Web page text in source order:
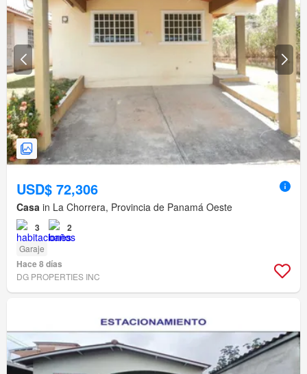
USD$ 72,306
Casa in La Chorrera, Provincia de Panamá Oeste
3 2
Garaje
Hace 8 días
DG PROPERTIES INC